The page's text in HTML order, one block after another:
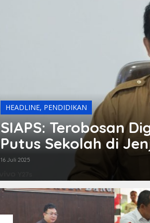
HEADLINE, PENDIDIKAN
SIAPS: Terobosan
Putus Sekolah di
16 Juli 2025